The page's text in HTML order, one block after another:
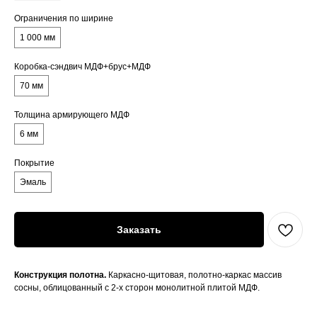
Ограничения по ширине
1 000 мм
Коробка-сэндвич МДФ+брус+МДФ
70 мм
Толщина армирующего МДФ
6 мм
Покрытие
Эмаль
Заказать
Конструкция полотна. Каркасно-щитовая, полотно-каркас массив
сосны, облицованный с 2-х сторон монолитной плитой МДФ.